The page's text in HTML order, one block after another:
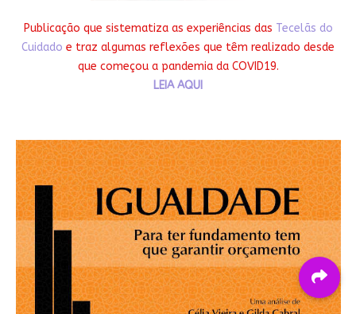
Publicação que sistematiza as experiências das Tecelãs do
Cuidado e traz algumas reflexões que têm realizado desde
que começou a pandemia da COVID19.
LEIA AQUI